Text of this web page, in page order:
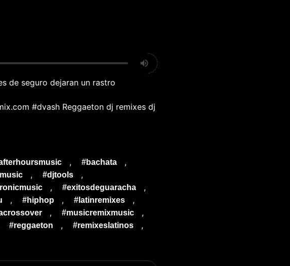
de seguro dejaran un rastro
#dvash Reggaeton dj remixes dj
, #bachata ,
, #djtools ,
, #exitosdeguaracha ,
, #hiphop , #latinremixes ,
, #musicremixmusic ,
#reggaeton , #remixeslatinos ,